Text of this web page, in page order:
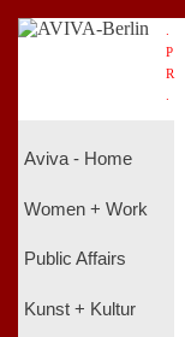
P
R
Aviva - Home
Women + Work
Public Affairs
Kunst + Kultur